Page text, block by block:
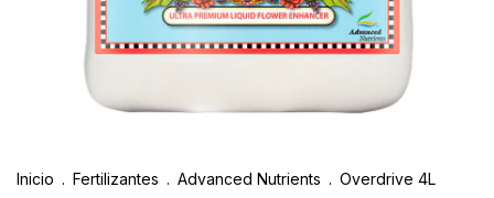
Inicio . Fertilizantes . Advanced Nutrients . Overdrive 4L